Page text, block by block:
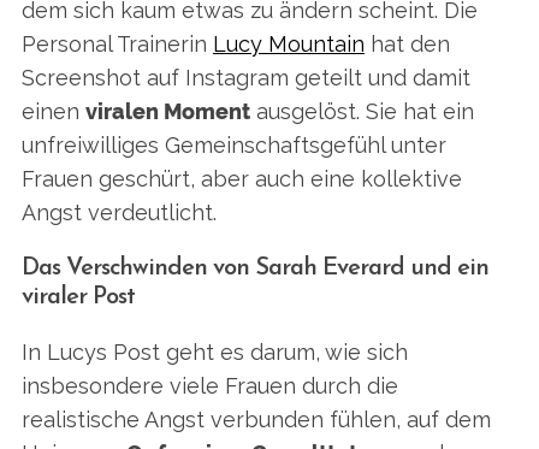
dem sich kaum etwas zu ändern scheint. Die
Personal Trainerin Lucy Mountain hat den
Screenshot auf Instagram geteilt und damit
einen viralen Momentausgelöst. Sie hat ein
unfreiwilliges Gemeinschaftsgefühl unter
Frauen geschürt, aber auch eine kollektive
Angst verdeutlicht.
Das Verschwinden von Sarah Everard und ein
viraler Post
In Lucys Post geht es darum, wie sich
insbesondere viele Frauen durch die
realistische Angst verbunden fühlen, auf dem